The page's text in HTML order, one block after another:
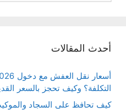
أحدث المقالات
التكلفة؟ وكيف تحجز بالسعر
كيف تحافظ على السجاد